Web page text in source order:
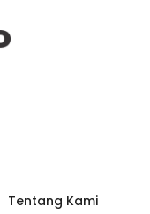
Tentang Kami